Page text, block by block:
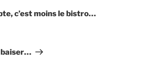
c’est moins le bistro…
baiser…